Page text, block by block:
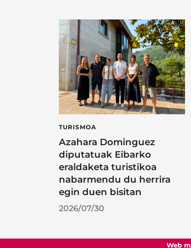
TURISMOA
Azahara Dominguez
diputatuak Eibarko
eraldaketa turistikoa
nabarmendu du herrira
egin duen bisitan
2026/07/30
Web